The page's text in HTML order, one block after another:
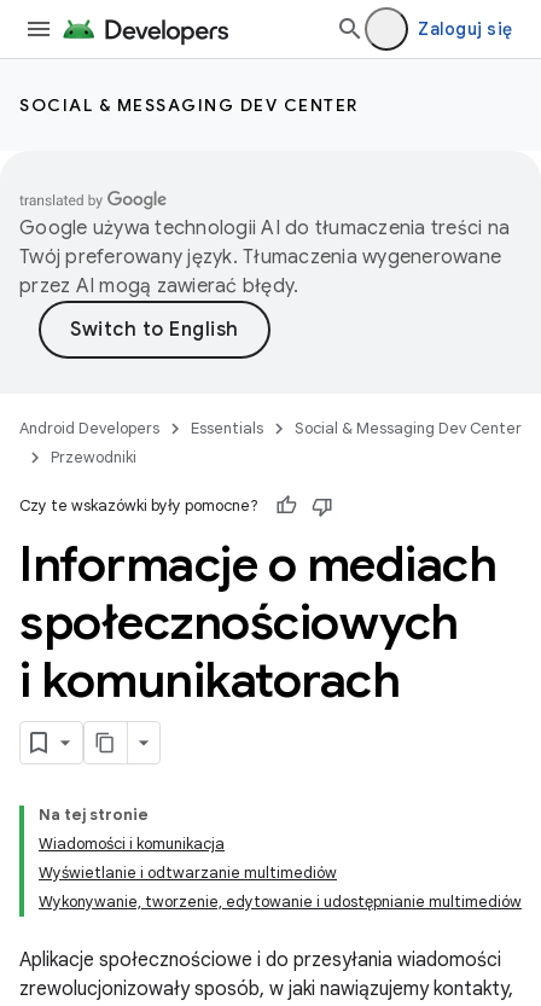
Zaloguj się
SOCIAL & MESSAGING DEV CENTER
Google używa technologii AI do tłumaczenia treści na
Twój preferowany język. Tłumaczenia wygenerowane
przez AI mogą zawierać błędy.
Android Developers Essentials
Social & Messaging Dev Center
Przewodniki
Czy te wskazówki były pomocne?
Informacje o mediach
społecznościowych
i komunikatorach
Na tej stronie
Wiadomości i komunikacja
Wyświetlanie i odtwarzanie multimediów
Wykonywanie, tworzenie, edytowanie i udostępnianie multimediów
Aplikacje społecznościowe i do przesyłania wiadomości
zrewolucjonizowały sposób, w jaki nawiązujemy kontakty,